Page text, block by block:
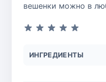
вешенки можно в
ИНГРЕДИЕНТЫ